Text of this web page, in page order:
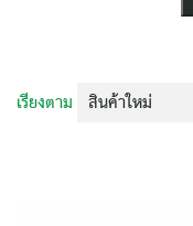
เรียงตาม